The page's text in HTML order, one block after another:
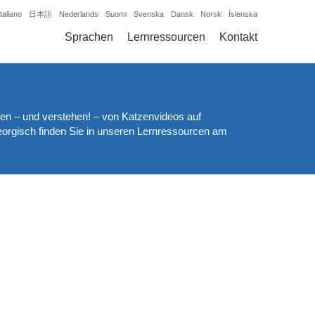
日本語 Nederlands Suomi Svenska Dansk Norsk Íslenska
Sprachen Lernressourcen Kontakt
– und verstehen! – von Katzenvideos auf
finden Sie in unseren Lernressourcen am